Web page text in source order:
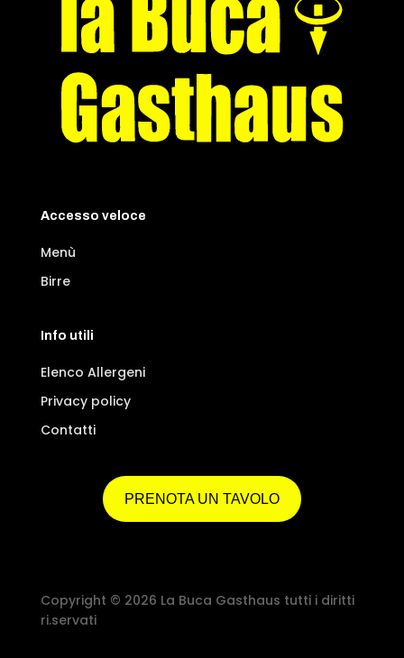
Accesso veloce
Menù
Birre
Info utili
Elenco Allergeni
Privacy policy
Contatti
PRENOTA UN TAVOLO
Copyright © 2026 La Buca Gasthaus tutti i diritti
ri.servati